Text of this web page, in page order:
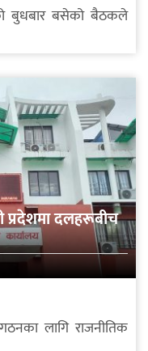
बुधबार बसेको बैठकले
प्रदेशमा दलहरूबीच
लागि राजनीतिक